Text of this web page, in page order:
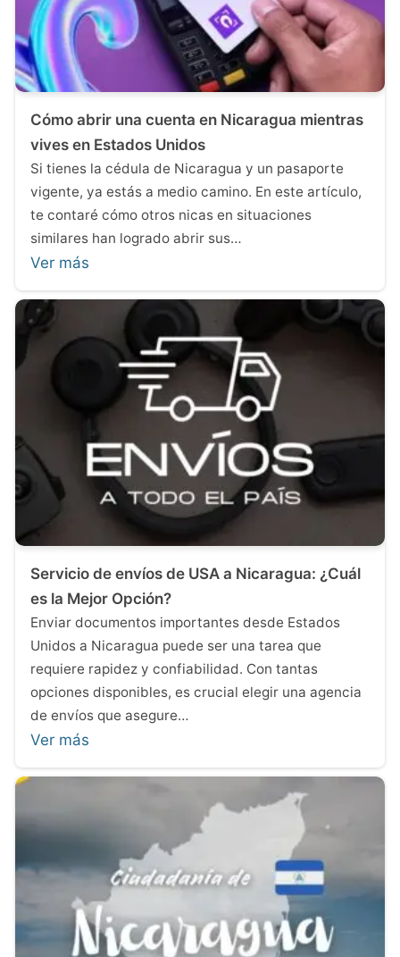
Cómo abrir una cuenta en Nicaragua mientras
vives en Estados Unidos
Si tienes la cédula de Nicaragua y un pasaporte
vigente, ya estás a medio camino. En este artículo,
te contaré cómo otros nicas en situaciones
similares han logrado abrir sus…
Ver más
Servicio de envíos de USA a Nicaragua: ¿Cuál
es la Mejor Opción?
Enviar documentos importantes desde Estados
Unidos a Nicaragua puede ser una tarea que
requiere rapidez y confiabilidad. Con tantas
opciones disponibles, es crucial elegir una agencia
de envíos que asegure…
Ver más